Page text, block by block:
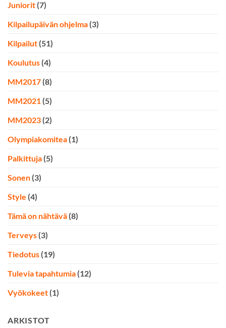
Juniorit (7)
Kilpailupäivän ohjelma (3)
Kilpailut (51)
Koulutus (4)
MM2017 (8)
MM2021 (5)
MM2023 (2)
Olympiakomitea (1)
Palkittuja (5)
Sonen (3)
Style (4)
Tämä on nähtävä (8)
Terveys (3)
Tiedotus (19)
Tulevia tapahtumia (12)
Vyökokeet (1)
ARKISTOT